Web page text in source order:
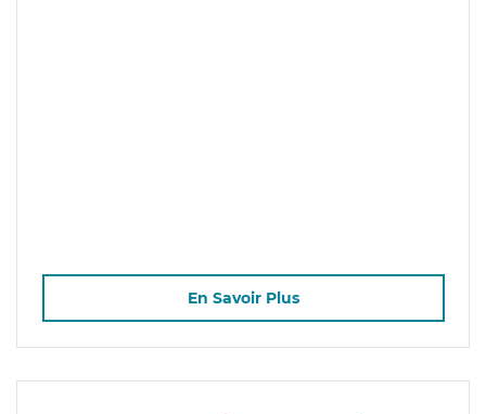
En Savoir Plus